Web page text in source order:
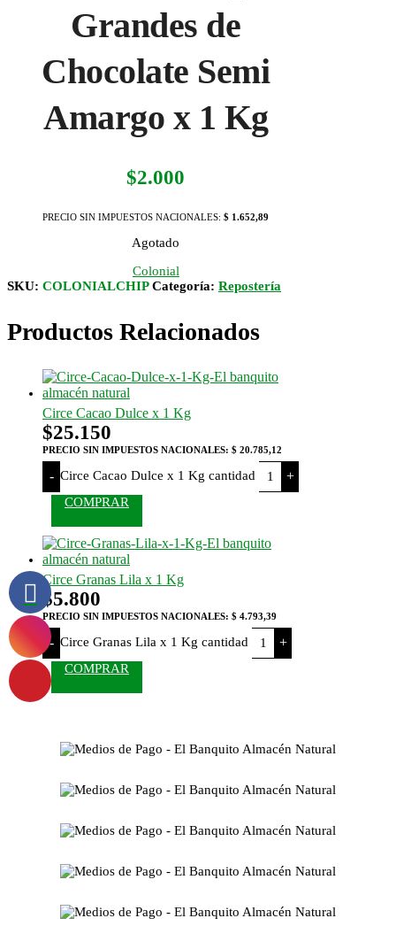
Grandes de
Chocolate Semi
Amargo x 1 Kg
$2.000
PRECIO SIN IMPUESTOS NACIONALES:$ 1.652,89
Agotado
Colonial
SKU: COLONIALCHIP Categoría: Repostería
Productos Relacionados
Circe Cacao Dulce x 1 Kg
$25.150
PRECIO SIN IMPUESTOS NACIONALES: $ 20.785,12
- Circe Cacao Dulce x 1 Kg cantidad +
COMPRAR
Circe Granas Lila x 1 Kg
$5.800
PRECIO SIN IMPUESTOS NACIONALES: $ 4.793,39
- Circe Granas Lila x 1 Kg cantidad +
COMPRAR